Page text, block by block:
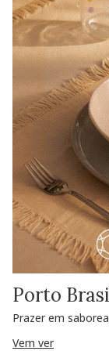
Porto
Prazer em
Vem ver